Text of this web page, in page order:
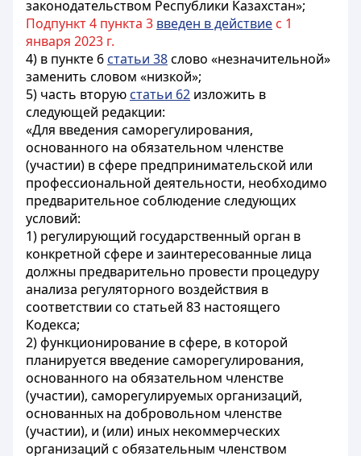
законодательством Республики Казахстан»;
Подпункт 4 пункта 3 введен в действие с 1
января 2023 г.
4) в пункте 6 статьи 38слово «незначительной»
заменить словом «низкой»;
5) часть вторую статьи 62 изложить в
следующей редакции:
«Для введения саморегулирования,
основанного на обязательном членстве
(участии) в сфере предпринимательской или
профессиональной деятельности, необходимо
предварительное соблюдение следующих
условий:
1) регулирующий государственный орган в
конкретной сфере и заинтересованные лица
должны предварительно провести процедуру
анализа регуляторного воздействия в
соответствии со статьей 83 настоящего
Кодекса;
2) функционирование в сфере, в которой
планируется введение саморегулирования,
основанного на обязательном членстве
(участии), саморегулируемых организаций,
основанных на добровольном членстве
(участии), и (или) иных некоммерческих
организаций с обязательным членством